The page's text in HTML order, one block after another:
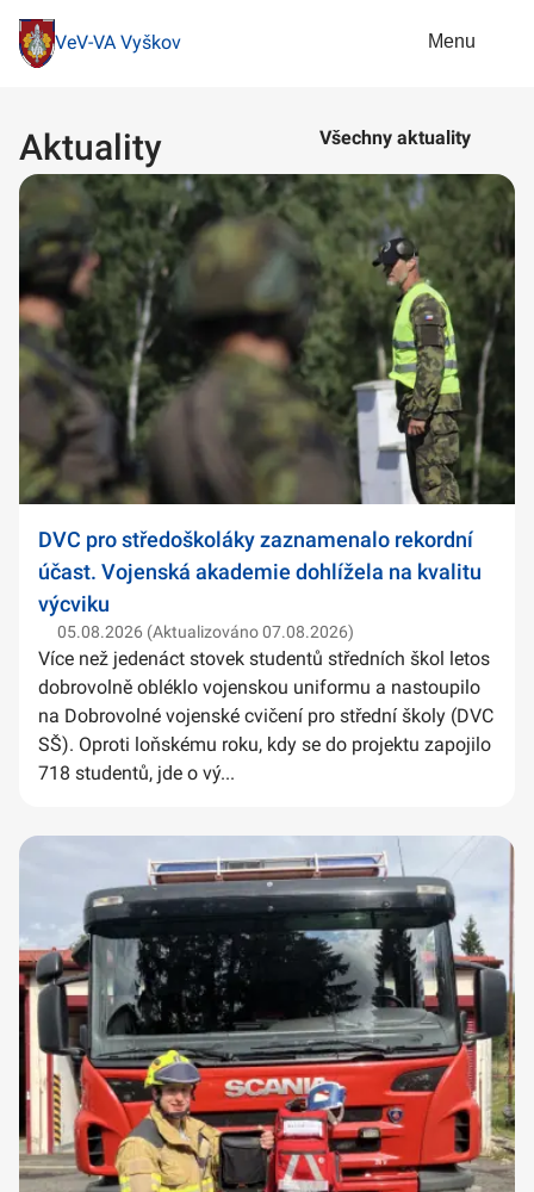
VeV-VA Vyškov Menu
Aktuality Všechny aktuality
DVC pro středoškoláky zaznamenalo rekordní
účast. Vojenská akademie dohlížela na kvalitu
výcviku
05.08.2026 (Aktualizováno 07.08.2026)
Více než jedenáct stovek studentů středních škol letos
dobrovolně obléklo vojenskou uniformu a nastoupilo
na Dobrovolné vojenské cvičení pro střední školy (DVC
SŠ). Oproti loňskému roku, kdy se do projektu zapojilo
718 studentů, jde o vý...